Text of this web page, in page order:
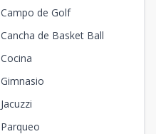
Campo de Golf
Cancha de Basket Ball
Cocina
Gimnasio
Jacuzzi
Parqueo